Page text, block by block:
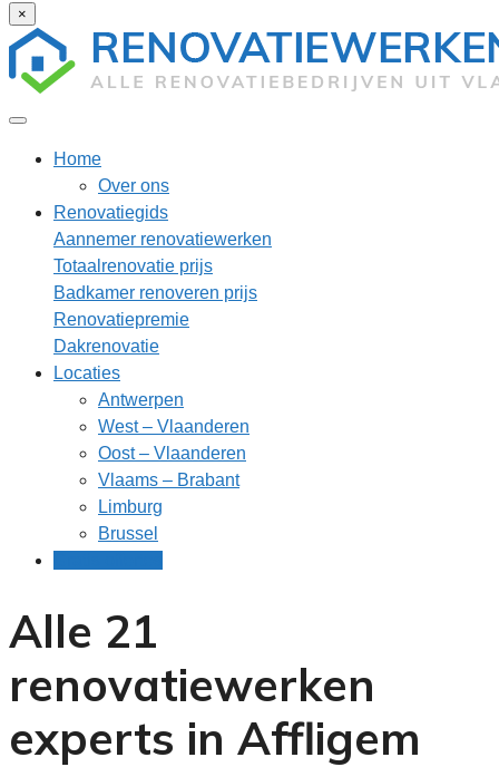
×
Home
Over ons
Renovatiegids
Aannemer renovatiewerken
Totaalrenovatie prijs
Badkamer renoveren prijs
Renovatiepremie
Dakrenovatie
Locaties
Antwerpen
West – Vlaanderen
Oost – Vlaanderen
Vlaams – Brabant
Limburg
Brussel
Alle 21
renovatiewerken
experts in Affligem